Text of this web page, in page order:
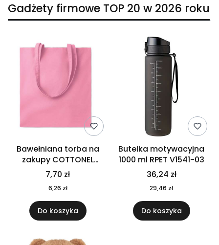
Gadżety firmowe TOP 20 w 2026 roku
Bawełniana torba na
zakupy COTTONEL
COLOUR++ MO9846-11
7,70 zł
6,26 zł
Do koszyka
Butelka motywacyjna
1000 ml RPET V1541-03
36,24 zł
29,46 zł
Do koszyka